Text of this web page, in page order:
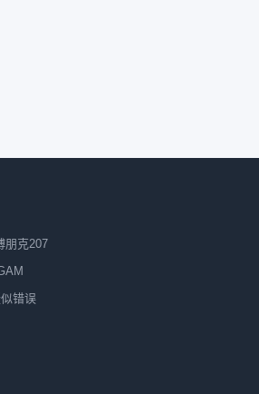
朋克207
错误